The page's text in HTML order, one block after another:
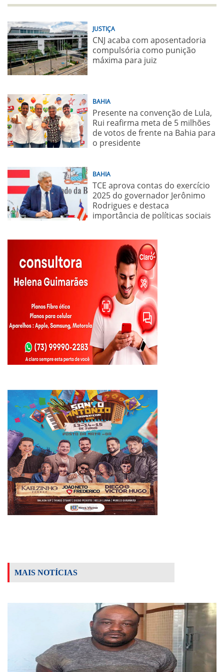
JUSTIÇA
CNJ acaba com aposentadoria
compulsória como punição
máxima para juiz
BAHIA
Presente na convenção de Lula,
Rui reafirma meta de 5 milhões
de votos de frente na Bahia para
o presidente
BAHIA
TCE aprova contas do exercício
2025 do governador Jerônimo
Rodrigues e destaca
importância de políticas sociais
MAIS NOTÍCIAS